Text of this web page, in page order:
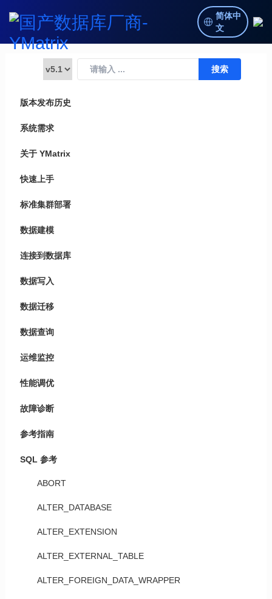
简体中
文
版本发布历史
系统需求
关于 YMatrix
快速上手
标准集群部署
数据建模
连接到数据库
数据写入
数据迁移
数据查询
运维监控
性能调优
故障诊断
参考指南
SQL 参考
ABORT
ALTER_DATABASE
ALTER_EXTENSION
ALTER_EXTERNAL_TABLE
ALTER_FOREIGN_DATA_WRAPPER